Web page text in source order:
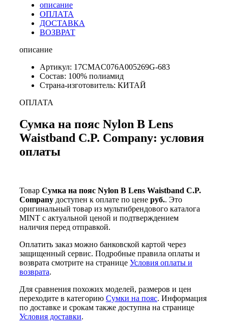
описание
ОПЛАТА
ДОСТАВКА
ВОЗВРАТ
описание
Артикул: 17CMAC076A005269G-683
Состав: 100% полиамид
Страна-изготовитель: КИТАЙ
ОПЛАТА
Сумка на пояс Nylon B Lens
Waistband C.P. Company: условия
оплаты
Товар Сумка на пояс Nylon B Lens Waistband C.P.
Company доступен к оплате по цене руб.. Это
оригинальный товар из мультибрендового каталога
MINT с актуальной ценой и подтверждением
наличия перед отправкой.
Оплатить заказ можно банковской картой через
защищенный сервис. Подробные правила оплаты и
возврата смотрите на странице Условия оплаты и
возврата.
Для сравнения похожих моделей, размеров и цен
переходите в категорию Сумки на пояс. Информация
по доставке и срокам также доступна на странице
Условия доставки.